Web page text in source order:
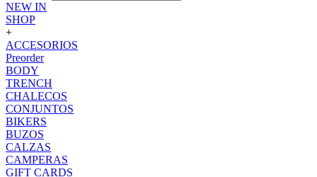
NEW IN
SHOP
+
ACCESORIOS
Preorder
BODY
TRENCH
CHALECOS
CONJUNTOS
BIKERS
BUZOS
CALZAS
CAMPERAS
GIFT CARDS